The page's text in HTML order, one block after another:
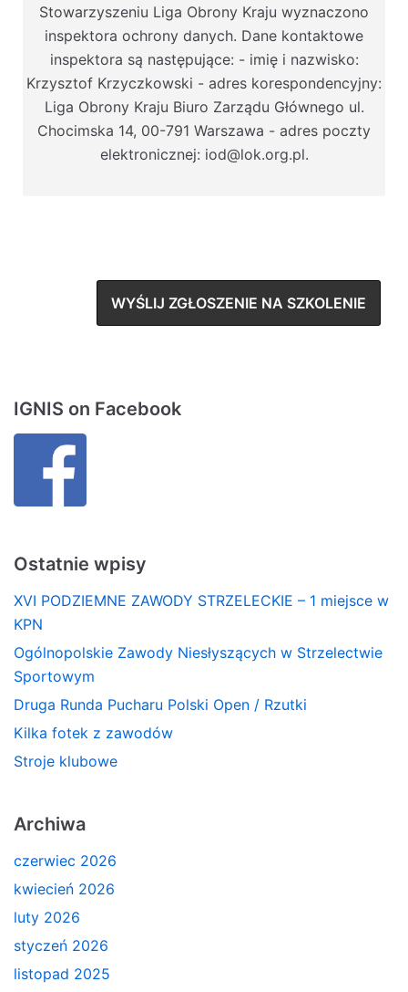
Stowarzyszeniu Liga Obrony Kraju wyznaczono
inspektora ochrony danych. Dane kontaktowe
inspektora są następujące: - imię i nazwisko:
Krzysztof Krzyczkowski - adres korespondencyjny:
Liga Obrony Kraju Biuro Zarządu Głównego ul.
Chocimska 14, 00-791 Warszawa - adres poczty
elektronicznej: iod@lok.org.pl.
IGNIS on Facebook
Ostatnie wpisy
XVI PODZIEMNE ZAWODY STRZELECKIE – 1 miejsce w
KPN
Ogólnopolskie Zawody Niesłyszących w Strzelectwie
Sportowym
Druga Runda Pucharu Polski Open / Rzutki
Kilka fotek z zawodów
Stroje klubowe
Archiwa
czerwiec 2026
kwiecień 2026
luty 2026
styczeń 2026
listopad 2025